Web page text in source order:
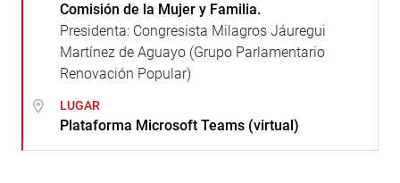
Comisión de la Mujer y Familia.
Presidenta: Congresista Milagros Jáuregui
Martínez de Aguayo (Grupo Parlamentario
Renovación Popular)
LUGAR
Plataforma Microsoft Teams (virtual)